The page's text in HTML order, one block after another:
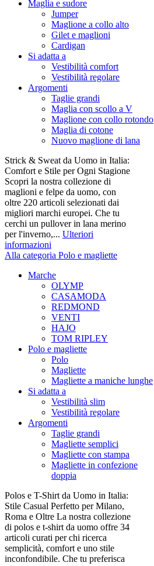
Maglia e sudore
Jumper
Maglione a collo alto
Gilet e maglioni
Cardigan
Si adatta a
Vestibilità comfort
Vestibilità regolare
Argomenti
Taglie grandi
Maglia con scollo a V
Maglione con collo rotondo
Maglia di cotone
Nuovo maglione di lana
Strick & Sweat da Uomo in Italia:
Comfort e Stile per Ogni Stagione
Scopri la nostra collezione di
maglioni e felpe da uomo, con
oltre 220 articoli selezionati dai
migliori marchi europei. Che tu
cerchi un pullover in lana merino
per l'inverno,... Ulteriori
informazioni
Alla categoria Polo e magliette
Marche
OLYMP
CASAMODA
REDMOND
VENTI
HAJO
TOM RIPLEY
Polo e magliette
Polo
Magliette
Magliette a maniche lunghe
Si adatta a
Vestibilità slim
Vestibilità regolare
Argomenti
Taglie grandi
Magliette semplici
Magliette con stampa
Magliette in confezione
doppia
Polos e T-Shirt da Uomo in Italia:
Stile Casual Perfetto per Milano,
Roma e Oltre La nostra collezione
di polos e t-shirt da uomo offre 34
articoli curati per chi ricerca
semplicità, comfort e uno stile
inconfondibile. Che tu preferisca